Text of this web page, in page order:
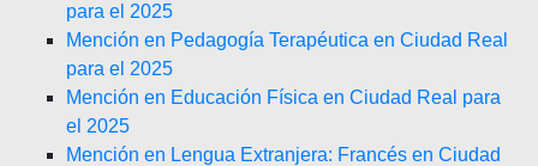
para el 2025
Mención en Pedagogía Terapéutica en Ciudad Real
para el 2025
Mención en Educación Física en Ciudad Real para
el 2025
Mención en Lengua Extranjera: Francés en Ciudad